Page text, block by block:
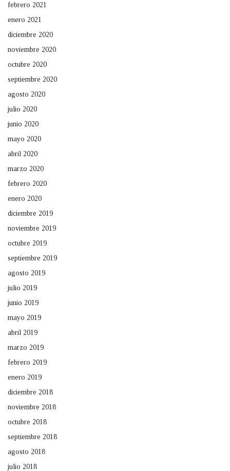
febrero 2021
enero 2021
diciembre 2020
noviembre 2020
octubre 2020
septiembre 2020
agosto 2020
julio 2020
junio 2020
mayo 2020
abril 2020
marzo 2020
febrero 2020
enero 2020
diciembre 2019
noviembre 2019
octubre 2019
septiembre 2019
agosto 2019
julio 2019
junio 2019
mayo 2019
abril 2019
marzo 2019
febrero 2019
enero 2019
diciembre 2018
noviembre 2018
octubre 2018
septiembre 2018
agosto 2018
julio 2018